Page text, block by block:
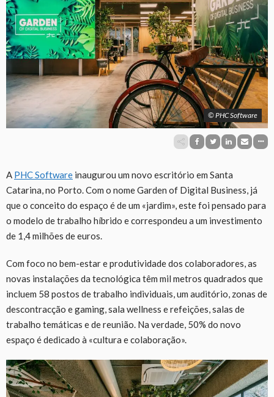
© PHC Software
A PHCSoftware inaugurou um novo escritório em Santa
Catarina, no Porto. Com o nome Garden of Digital Business, já
que o conceito do espaço é de um «jardim», este foi pensado para
o modelo de trabalho híbrido e correspondeu a um investimento
de 1,4 milhões de euros.
Com foco no bem-estar e produtividade dos colaboradores, as
novas instalações da tecnológica têm mil metros quadrados que
incluem 58 postos de trabalho individuais, um auditório, zonas de
descontracção e gaming, sala wellness e refeições, salas de
trabalho temáticas e de reunião. Na verdade, 50% do novo
espaço é dedicado à «cultura e colaboração».